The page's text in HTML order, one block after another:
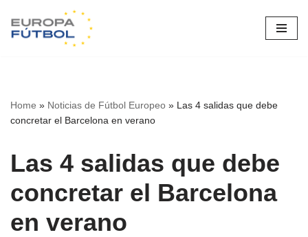
Saltar
Home » Noticias de Fútbol Europeo » Las 4 salidas que debe
concretar el Barcelona en verano
Las 4 salidas que debe
concretar el Barcelona
en verano